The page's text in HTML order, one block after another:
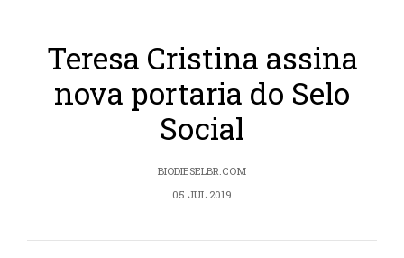
Teresa Cristina assina
nova portaria do Selo
Social
BIODIESELBR.COM
05 JUL 2019